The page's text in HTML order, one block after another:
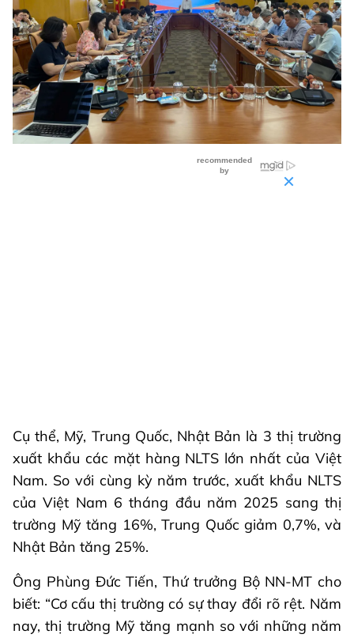
Cụ thể, Mỹ, Trung Quốc, Nhật Bản là 3 thị trường
xuất khẩu các mặt hàng NLTS lớn nhất của Việt
Nam. So với cùng kỳ năm trước, xuất khẩu NLTS
của Việt Nam 6 tháng đầu năm 2025 sang thị
trường Mỹ tăng 16%, Trung Quốc giảm 0,7%, và
Nhật Bản tăng 25%.
Ông Phùng Đức Tiến, Thứ trưởng Bộ NN-MT cho
biết: “Cơ cấu thị trường có sự thay đổi rõ rệt. Năm
nay, thị trường Mỹ tăng mạnh so với những năm